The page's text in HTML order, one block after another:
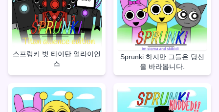
스프렁키 벗 타이탄 얼라이언
스
Sprunki 하지만 그들은 당신
을 바라봅니다.